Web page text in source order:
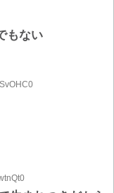
もない